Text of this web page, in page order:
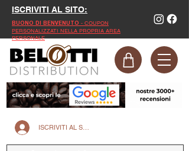
ISCRIVITI AL SITO:
BUONO DI BENVENUTO - COUPON
PERSONALIZZATI NELLA PROPRIA AREA
PERSONALE
ISCRIVITI AL SITO